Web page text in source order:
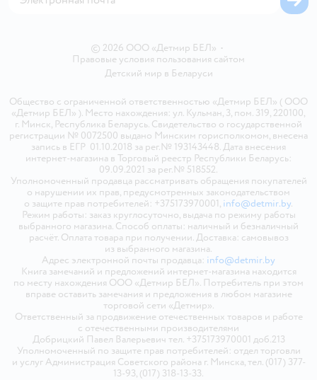
© 2026 ООО «Детмир БЕЛ» •
Правовые условия пользования сайтом
Детский мир в Беларуси
Общество с ограниченной ответственностью «Детмир БЕЛ» ( ООО
«Детмир БЕЛ» ). Место нахождения: ул. Кульман, 3, пом. 319, 220100,
г. Минск, Республика Беларусь. Свидетельство о государственной
регистрации № 0072500 выдано Минским горисполкомом, внесена
запись в ЕГР 01.10.2018 за рег.№ 193143448. Дата внесения
интернет-магазина в Торговый реестр Республики Беларусь:
09.09.2021 за рег.№ 518552.
Уполномоченный продавца рассматривать обращения покупателей
о нарушении их прав, предусмотренных законодательством
о защите прав потребителей: +375173970001, info@detmir.by.
Режим работы: заказ круглосуточно, выдача по режиму работы
выбранного магазина. Способ оплаты: наличный и безналичный
расчёт. Оплата товара при получении. Доставка: самовывоз
из выбранного магазина.
Адрес электронной почты продавца: info@detmir.by
Книга замечаний и предложений интернет-магазина находится
по месту нахождения ООО «Детмир БЕЛ». Потребитель при этом
вправе оставить замечания и предложения в любом магазине
торговой сети «Детмир».
Ответственный за продвижение отечественных товаров и работе
с отечественными производителями
Добрицкий Павел Валерьевич тел. +375173970001 доб.213
Уполномоченный по защите прав потребителей: отдел торговли
и услуг Администрация Советского района г. Минска, тел. (017) 377-
13-93, (017) 318-13-33.